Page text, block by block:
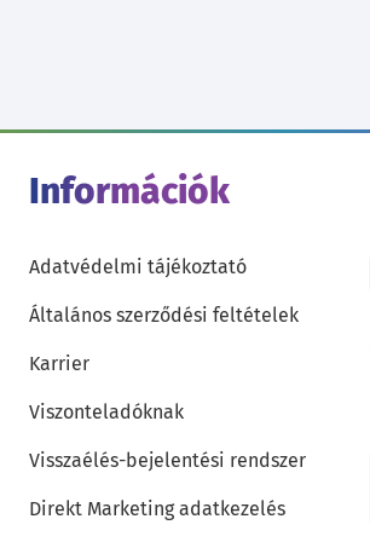
Információk
Adatvédelmi tájékoztató
Általános szerződési feltételek
Karrier
Viszonteladóknak
Visszaélés-bejelentési rendszer
Direkt Marketing adatkezelés